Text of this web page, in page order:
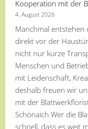
Kooperation mit der
4. August 2026
Manchmal entstehen
direkt vor der
nicht nur kurze
Menschen und
mit Leidenschaft,
deshalb freuen wir
mit der
Schönaich Wer die
schnell, dass es weit